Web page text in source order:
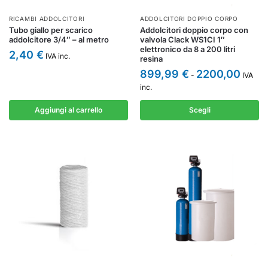
RICAMBI ADDOLCITORI
Tubo giallo per scarico
addolcitore 3/4″ – al metro
2,40 € IVA inc.
Aggiungi al carrello
ADDOLCITORI DOPPIO CORPO
Addolcitori doppio corpo con
valvola Clack WS1CI 1″
elettronico da 8 a 200 litri
resina
899,99 € - 2200,00 IVA
inc.
Scegli